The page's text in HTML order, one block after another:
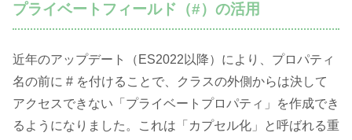
プライベートフィールド（#）の活用
近年のアップデート（ES2022以降）により、プロパティ
名の前に # を付けることで、クラスの外側からは決して
アクセスできない「プライベートプロパティ」を作成でき
るようになりました。これは「カプセル化」と呼ばれる重